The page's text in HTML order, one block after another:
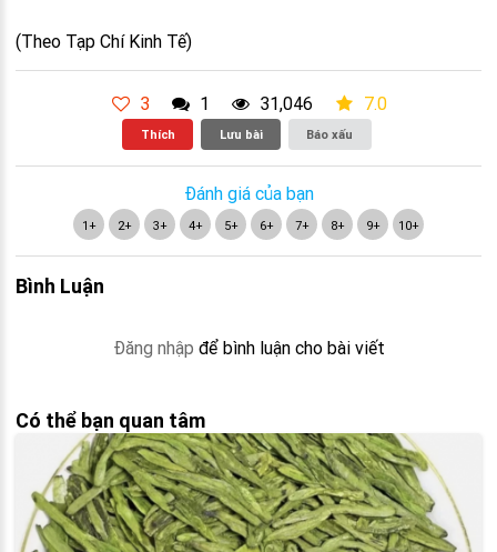
(Theo Tạp Chí Kinh Tế)
3 1 31,046 7.0
Thích Lưu bài Báo xấu
Đánh giá của bạn
1+ 2+ 3+ 4+ 5+ 6+ 7+ 8+ 9+ 10+
Bình Luận
Đăng nhập để bình luận cho bài viết
Có thể bạn quan tâm